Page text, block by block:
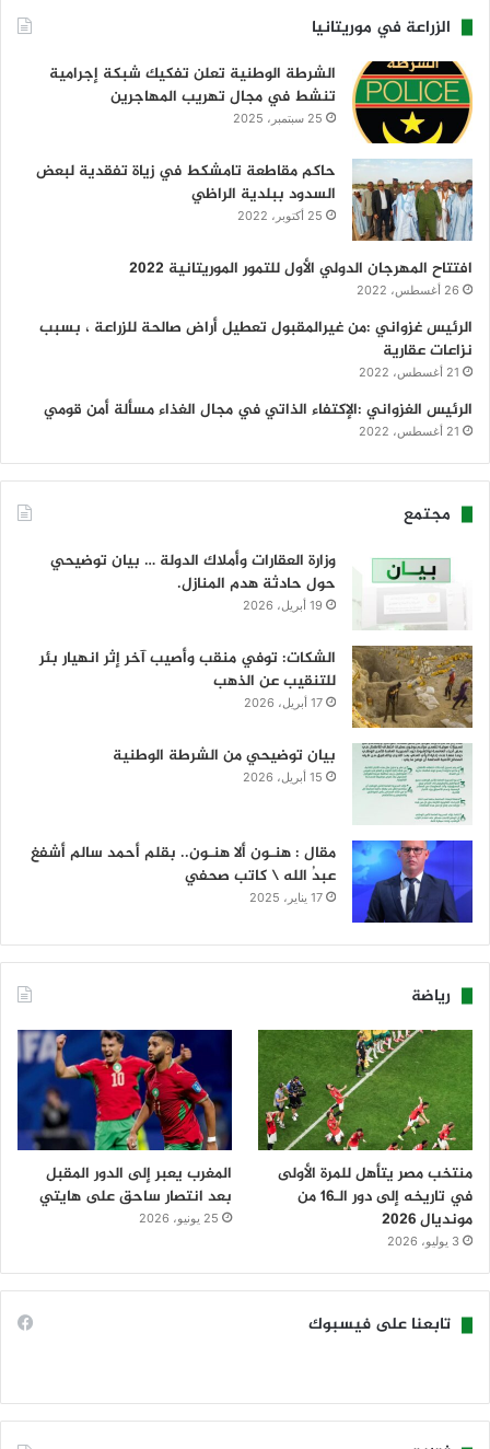
الزراعة في موريتانيا
الشرطة الوطنية تعلن تفكيك شبكة إجرامية
تنشط في مجال تهريب المهاجرين
25 سبتمبر، 2025
حاكم مقاطعة تامشكط في زياة تفقدية لبعض
السدود ببلدية الراظي
25 أكتوبر، 2022
افتتاح المهرجان الدولي الأول للتمور الموريتانية 2022
26 أغسطس، 2022
الرئيس غزواني :من غيرالمقبول تعطيل أراض صالحة للزراعة ، بسبب
نزاعات عقارية
21 أغسطس، 2022
الرئيس الغزواني :الإكتفاء الذاتي في مجال الغذاء مسألة أمن قومي
21 أغسطس، 2022
مجتمع
وزارة العقارات وأملاك الدولة … بيان توضيحي
حول حادثة هدم المنازل.
19 أبريل، 2026
الشكات: توفي منقب وأصيب آخر إثر انهيار بئر
للتنقيب عن الذهب
17 أبريل، 2026
بيان توضيحي من الشرطة الوطنية
15 أبريل، 2026
مقال : هنـون ألا هنـون.. بقلم أحمد سالم أشفغ
عبدُ الله \ كاتب صحفي
17 يناير، 2025
رياضة
منتخب مصر يتأهل للمرة الأولى
في تاريخه إلى دور الـ16 من
مونديال 2026
3 يوليو، 2026
المغرب يعبر إلى الدور المقبل
بعد انتصار ساحق على هايتي
25 يونيو، 2026
تابعنا على فيسبوك